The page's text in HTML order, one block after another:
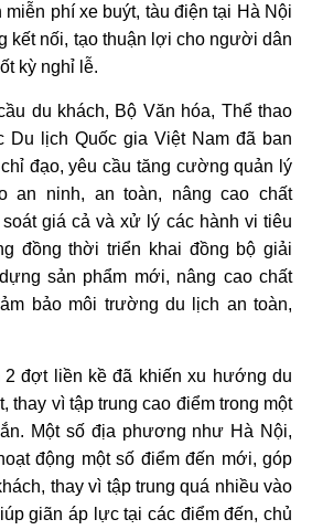
phí xe buýt, tàu điện tại Hà Nội
kết nối, tạo thuận lợi cho người dân
kỳ nghỉ lễ.
du khách, Bộ Văn hóa, Thể thao
Du lịch Quốc gia Việt Nam đã ban
đạo, yêu cầu tăng cường quản lý
an ninh, an toàn, nâng cao chất
giá cả và xử lý các hành vi tiêu
đồng thời triển khai đồng bộ giải
sản phẩm mới, nâng cao chất
bảo môi trường du lịch an toàn,
2 đợt liền kề đã khiến xu hướng du
thay vì tập trung cao điểm trong một
Một số địa phương như Hà Nội,
động một số điểm đến mới, góp
thay vì tập trung quá nhiều vào
giãn áp lực tại các điểm đến, chủ